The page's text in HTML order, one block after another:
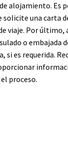
alojamiento. Es
solicite una carta
viaje. Por último,
o embajada
si es requerida.
proceso.